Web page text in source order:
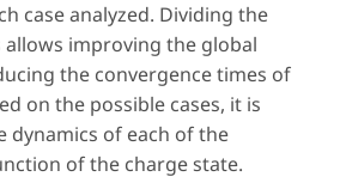
case analyzed. Dividing the
improving the global
the convergence times of
on the possible cases, it is
dynamics of each of the
of the charge state.